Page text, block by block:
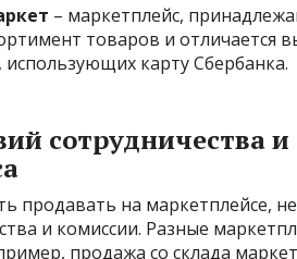
– маркетплейс,
товаров и отличается
использующих карту Сбербанка.
сотрудничества
продавать на маркетплейсе,
и комиссии. Разные
продажа со склада